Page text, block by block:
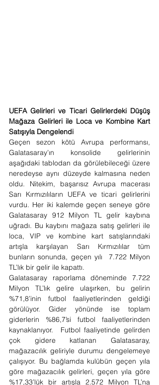
UEFA Gelirleri ve Ticari Gelirlerdeki Düşüş
Mağaza Gelirleri ile Loca ve Kombine Kart
Satışıyla Dengelendi
Geçen sezon kötü Avrupa performansı,
Galatasaray’ın konsolide gelirlerinin
aşağıdaki tablodan da görülebileceği üzere
neredeyse aynı düzeyde kalmasına neden
oldu. Nitekim, başarısız Avrupa macerası
Sarı Kırmızılıların UEFA ve ticari gelirlerini
vurdu. Her iki kalemde geçen seneye göre
Galatasaray 912 Milyon TL gelir kaybına
uğradı. Bu kaybını mağaza satış gelirleri ile
loca, VIP ve kombine kart satışlarındaki
artışla karşılayan Sarı Kırmızılılar tüm
bunların sonunda, geçen yılı  7.722 Milyon
TL’lık bir gelir ile kapattı.
Galatasaray raporlama döneminde 7.722
Milyon TL’lık gelire ulaşırken, bu gelirin
%71,8’inin futbol faaliyetlerinden geldiği
görülüyor. Gider yönünde ise toplam
giderlerin %86,7’si futbol faaliyetlerinden
kaynaklanıyor.  Futbol faaliyetinde gelirden
çok gidere katlanan Galatasaray,
mağazacılık geliriyle durumu dengelemeye
çalışıyor. Bu bağlamda kulübün geçen yıla
göre mağazacılık gelirleri, geçen yıla göre
%17,33’lük bir artışla 2.572 Milyon TL’na